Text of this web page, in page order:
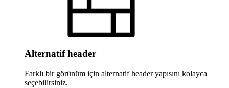
Alternatif header
Farklı bir görünüm için alternatif header yapısını kolayca
seçebilirsiniz.